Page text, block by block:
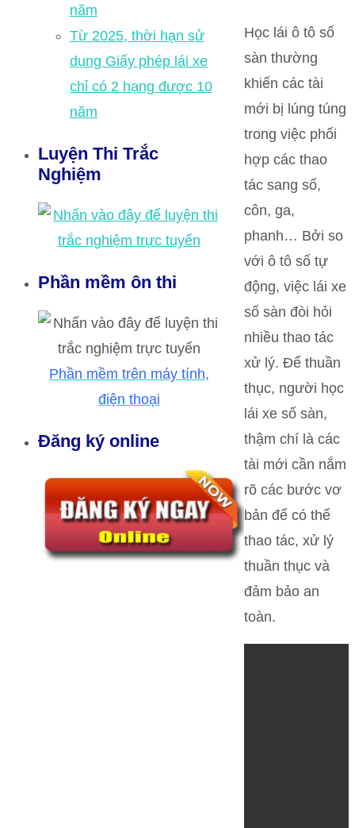
Học lái ô tô số
sàn thường
khiến các tài
mới bị lúng túng
trong việc phối
hợp các thao
tác sang số,
côn, ga,
phanh… Bởi so
với ô tô số tự
động, việc lái xe
số sàn đòi hỏi
nhiều thao tác
xử lý. Để thuần
thục, người học
lái xe số sàn,
thậm chí là các
tài mới cần nắm
rõ các bước vơ
bản để có thể
thao tác, xử lý
thuần thục và
đảm bảo an
toàn.
năm
Từ 2025, thời hạn sử
dụng Giấy phép lái xe
chỉ có 2 hạng được 10
năm
Luyện Thi Trắc
Nghiệm
Phần mềm ôn thi
Phần mềm trên máy tính,
điện thoại
Đăng ký online